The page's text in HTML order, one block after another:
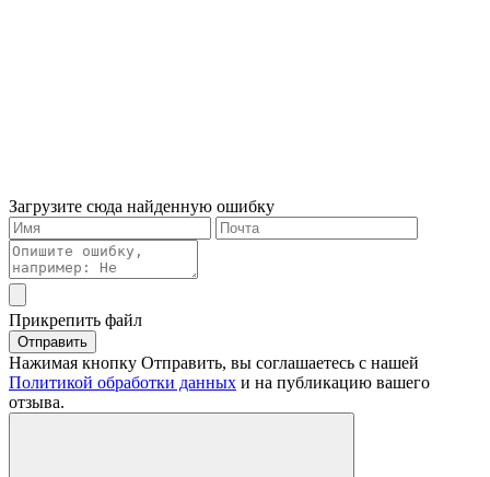
Загрузите сюда найденную ошибку
Прикрепить файл
Отправить
Нажимая кнопку Отправить, вы соглашаетесь с нашей
Политикой обработки данных и на публикацию вашего
отзыва.